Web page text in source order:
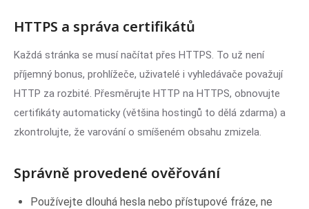
HTTPS a správa certifikátů
Každá stránka se musí načítat přes HTTPS. To už není
příjemný bonus, prohlížeče, uživatelé i vyhledávače považují
HTTP za rozbité. Přesměrujte HTTP na HTTPS, obnovujte
certifikáty automaticky (většina hostingů to dělá zdarma) a
zkontrolujte, že varování o smíšeném obsahu zmizela.
Správně provedené ověřování
Používejte dlouhá hesla nebo přístupové fráze, ne